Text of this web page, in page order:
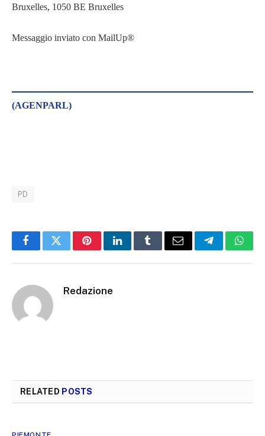
Bruxelles, 1050 BE Bruxelles
Messaggio inviato con MailUp®
(AGENPARL)
PD
FacebookTwitterPinterestLinkedInTumblrEmail Telegram
Redazione
RELATED POSTS